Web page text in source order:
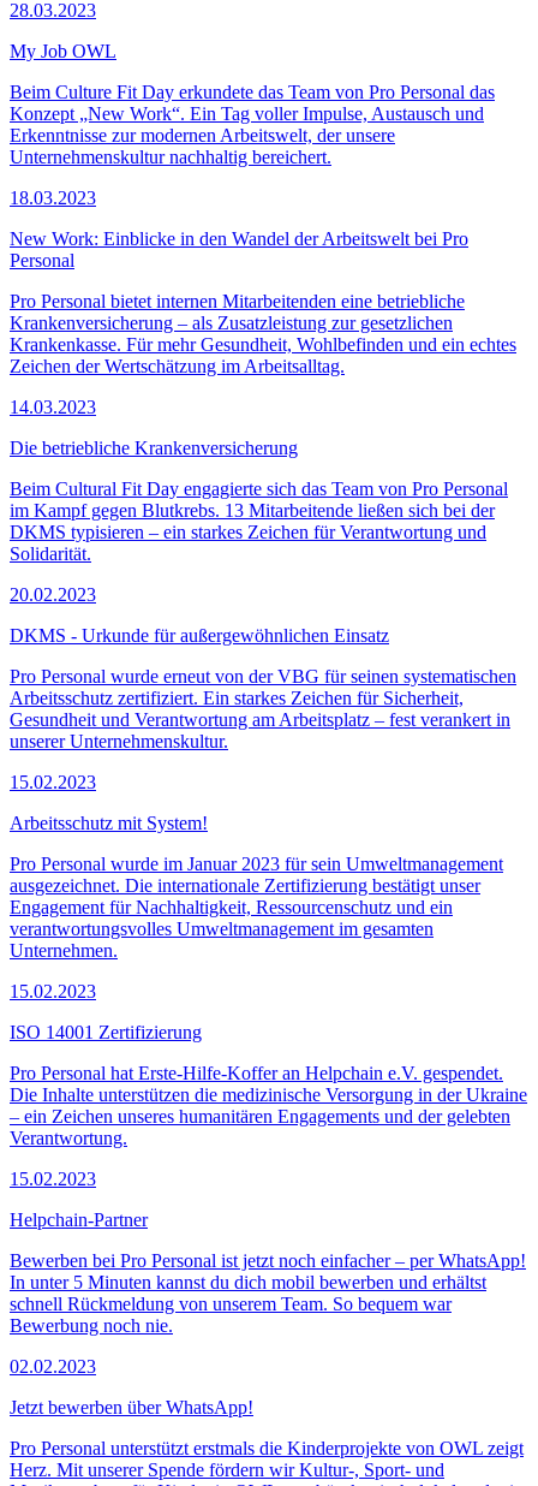
28.03.2023
My Job OWL
Beim Culture Fit Day erkundete das Team von Pro Personal das
Konzept „New Work“. Ein Tag voller Impulse, Austausch und
Erkenntnisse zur modernen Arbeitswelt, der unsere
Unternehmenskultur nachhaltig bereichert.
18.03.2023
New Work: Einblicke in den Wandel der Arbeitswelt bei Pro
Personal
Pro Personal bietet internen Mitarbeitenden eine betriebliche
Krankenversicherung – als Zusatzleistung zur gesetzlichen
Krankenkasse. Für mehr Gesundheit, Wohlbefinden und ein echtes
Zeichen der Wertschätzung im Arbeitsalltag.
14.03.2023
Die betriebliche Krankenversicherung
Beim Cultural Fit Day engagierte sich das Team von Pro Personal
im Kampf gegen Blutkrebs. 13 Mitarbeitende ließen sich bei der
DKMS typisieren – ein starkes Zeichen für Verantwortung und
Solidarität.
20.02.2023
DKMS - Urkunde für außergewöhnlichen Einsatz
Pro Personal wurde erneut von der VBG für seinen systematischen
Arbeitsschutz zertifiziert. Ein starkes Zeichen für Sicherheit,
Gesundheit und Verantwortung am Arbeitsplatz – fest verankert in
unserer Unternehmenskultur.
15.02.2023
Arbeitsschutz mit System!
Pro Personal wurde im Januar 2023 für sein Umweltmanagement
ausgezeichnet. Die internationale Zertifizierung bestätigt unser
Engagement für Nachhaltigkeit, Ressourcenschutz und ein
verantwortungsvolles Umweltmanagement im gesamten
Unternehmen.
15.02.2023
ISO 14001 Zertifizierung
Pro Personal hat Erste-Hilfe-Koffer an Helpchain e.V. gespendet.
Die Inhalte unterstützen die medizinische Versorgung in der Ukraine
– ein Zeichen unseres humanitären Engagements und der gelebten
Verantwortung.
15.02.2023
Helpchain-Partner
Bewerben bei Pro Personal ist jetzt noch einfacher – per WhatsApp!
In unter 5 Minuten kannst du dich mobil bewerben und erhältst
schnell Rückmeldung von unserem Team. So bequem war
Bewerbung noch nie.
02.02.2023
Jetzt bewerben über WhatsApp!
Pro Personal unterstützt erstmals die Kinderprojekte von OWL zeigt
Herz. Mit unserer Spende fördern wir Kultur-, Sport- und